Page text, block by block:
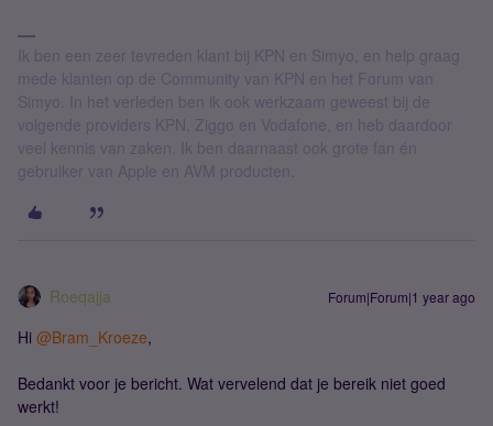
Ik ben een zeer tevreden klant bij KPN en Simyo, en help graag
mede klanten op de Community van KPN en het Forum van
Simyo. In het verleden ben ik ook werkzaam geweest bij de
volgende providers KPN, Ziggo en Vodafone, en heb daardoor
veel kennis van zaken. Ik ben daarnaast ook grote fan én
gebruiker van Apple en AVM producten.
Roeqajja Forum|Forum|1 year ago
Hi @Bram_Kroeze,
Bedankt voor je bericht. Wat vervelend dat je bereik niet goed
werkt!